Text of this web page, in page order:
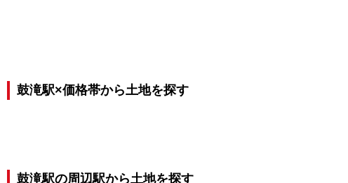
鼓滝駅×価格帯から土地を探す
鼓滝駅の周辺駅から土地を探す